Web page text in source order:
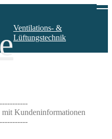
Ventilations- &
Lüftungstechnik
mit Kundeninformationen